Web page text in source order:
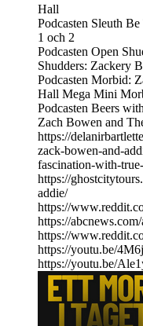
Hall
Podcasten Sleuth
1 och 2
Podcasten Open
Shudders: Zackery
Podcasten Morbid:
Hall Mega Mini
Podcasten Beers
Zach Bowen and
https://
zack-bowen-and-
fascination-with-
https://
addie/
https://
https://
https://
https://youtu.be/
https://youtu.be/